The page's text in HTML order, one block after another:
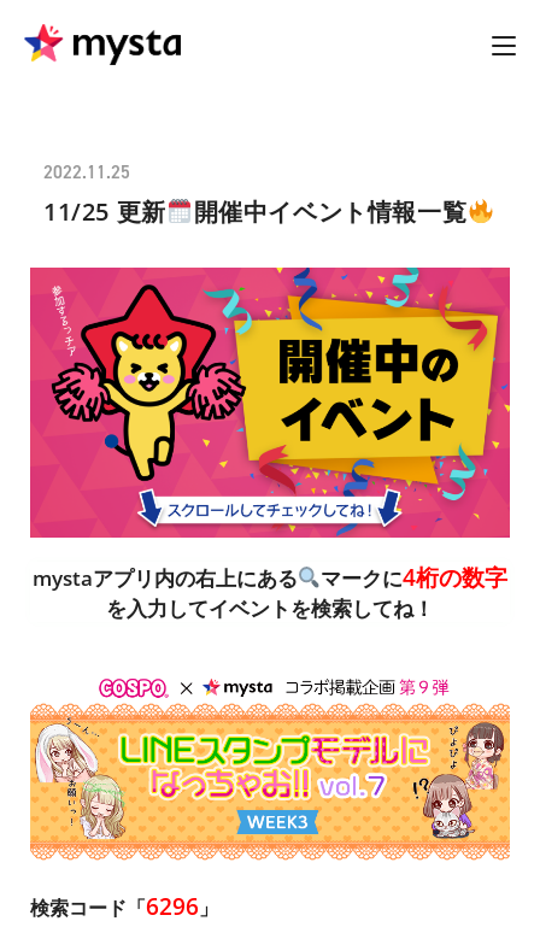
2022.11.25
11/25 更新 開催中イベント情報一覧
mystaアプリ内の右上にある マークに4桁の数字
を入力してイベントを検索してね！
検索コード「6296 」